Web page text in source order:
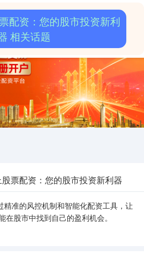
票配资：您的股市投资新利器
精准的风控机制和智能化配资工具，让
在股市中找到自己的盈利机会。
配资：您的股市投资新利
相关话题